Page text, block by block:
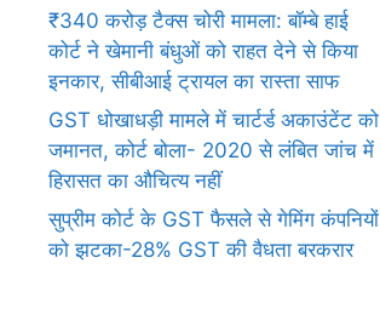
₹340 करोड़ टैक्स चोरी मामला: बॉम्बे हाई
कोर्ट ने खेमानी बंधुओं को राहत देने से किया
इनकार, सीबीआई ट्रायल का रास्ता साफ
GST धोखाधड़ी मामले में चार्टर्ड अकाउंटेंट को
जमानत, कोर्ट बोला- 2020 से लंबित जांच में
हिरासत का औचित्य नहीं
सुप्रीम कोर्ट के GST फैसले से गेमिंग कंपनियों
को झटका-28% GST की वैधता बरकरार